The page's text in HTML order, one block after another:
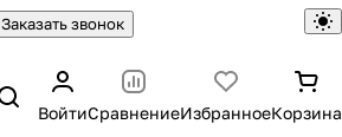
Заказать звонок
ВойтиСравнениеИзбранноеКорзина